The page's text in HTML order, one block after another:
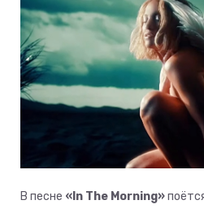
В песне «In The Morning»